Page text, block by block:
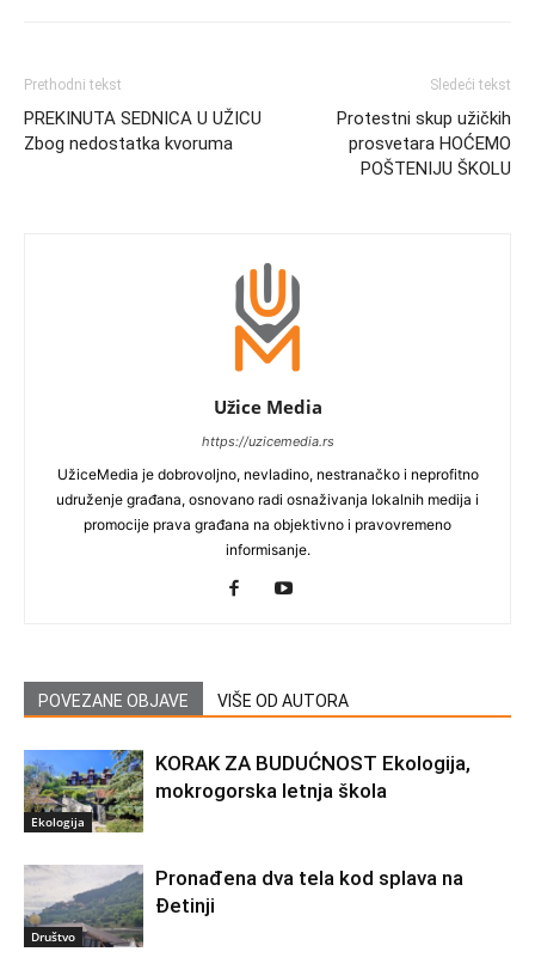
Prethodni tekst
PREKINUTA SEDNICA U UŽICU
Zbog nedostatka kvoruma
Sledeći tekst
Protestni skup užičkih
prosvetara HOĆEMO
POŠTENIJU ŠKOLU
Užice Media
https://uzicemedia.rs
UžiceMedia je dobrovoljno, nevladino, nestranačko i neprofitno
udruženje građana, osnovano radi osnaživanja lokalnih medija i
promocije prava građana na objektivno i pravovremeno
informisanje.
POVEZANE OBJAVE VIŠE OD AUTORA
Ekologija
KORAK ZA BUDUĆNOST Ekologija,
mokrogorska letnja škola
Društvo
Pronađena dva tela kod splava na
Đetinji